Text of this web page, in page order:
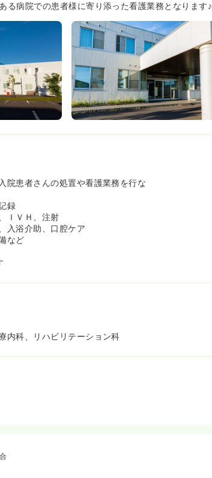
る病院での患者様に寄り添った看護業務となります♪
院患者さんの処置や看護業務を行な
録
ＩＶＨ、注射
入浴介助、口腔ケア
など
内科、リハビリテーション科